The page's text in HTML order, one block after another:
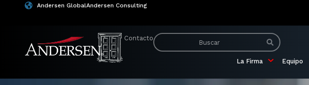
Andersen GlobalAndersen Consulting
Contacto
La Firma Equipo